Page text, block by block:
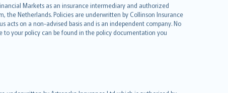
Markets as an insurance intermediary and authorized
the Netherlands. Policies are underwritten by Collinson Insurance
acts on a non-advised basis and is an independent company. No
to your policy can be found in the policy documentation you